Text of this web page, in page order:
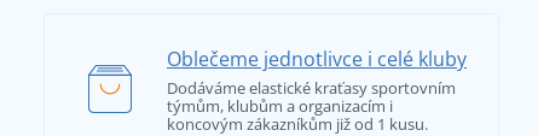
Oblečeme jednotlivce i celé kluby
Dodáváme elastické kraťasy sportovním
týmům, klubům a organizacím i
koncovým zákazníkům již od 1 kusu.